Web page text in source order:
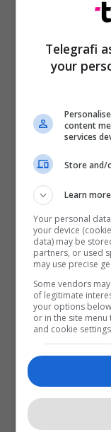
Telegrafi
your
content
services
Store and/
Learn more
Your personal
your device
data) may be
partners, or used
may use precise
Some vendors
of legitimate
your options
or in the site
and cookie